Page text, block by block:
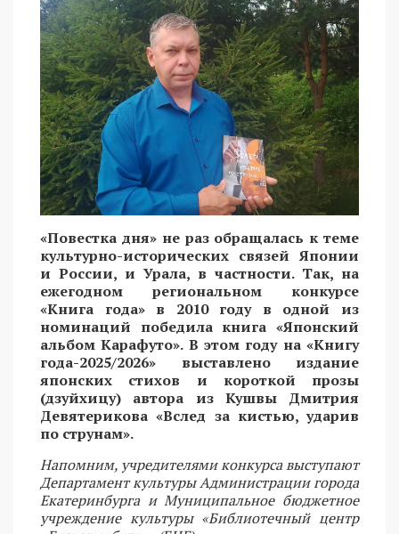
«Повестка дня» не раз обращалась к теме
культурно-исторических связей Японии
и России, и Урала, в частности. Так, на
ежегодном региональном конкурсе
«Книга года» в 2010 году в одной из
номинаций победила книга «Японский
альбом Карафуто». В этом году на «Книгу
года-2025/2026» выставлено издание
японских стихов и короткой прозы
(дзуйхицу) автора из Кушвы Дмитрия
Девятерикова «Вслед за кистью, ударив
по струнам».
Напомним, учредителями конкурса выступают
Департамент культуры Администрации города
Екатеринбурга и Муниципальное бюджетное
учреждение культуры «Библиотечный центр